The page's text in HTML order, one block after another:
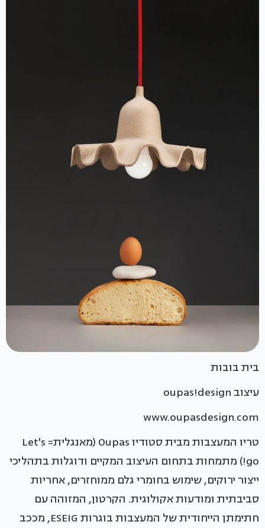
בית בובות
עיצוב oupas!design
www.oupasdesign.com
טריו המעצבות מבית סטודיו Oupas (מאנגלית= Let's
go!) מתמחות בתחום העיצוב המקיים ודוגלות בתהליכי
ייצור ירוקים, שימוש בחומרי גלם ממוחזרים, אחריות
סביבתית ומודעות אקולוגית. הקרטון, המזוהה עם
חתימתן הייחודית של המעצבות בוגרות ESEIG, מככב